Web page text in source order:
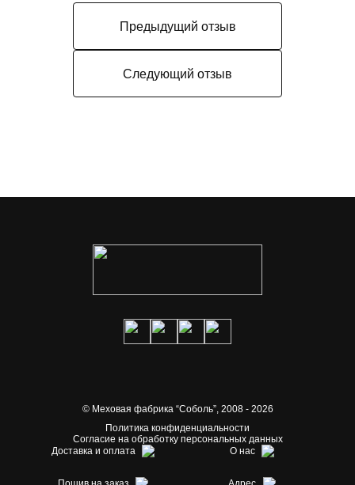
Предыдущий отзыв
Следующий отзыв
© Меховая фабрика “Соболь”,2008 - 2026
Политика конфиденциальности
Согласие на обработку персональных данных
Доставка и оплата
О нас